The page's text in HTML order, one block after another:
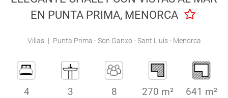
Engel & Völkers Holiday Villas
Atención al Cliente
EN PUNTA PRIMA, MENORCA
Villas | Punta Prima - Son Ganxo - Sant Lluís - Menorca
4 3 8 270 m² 641 m²